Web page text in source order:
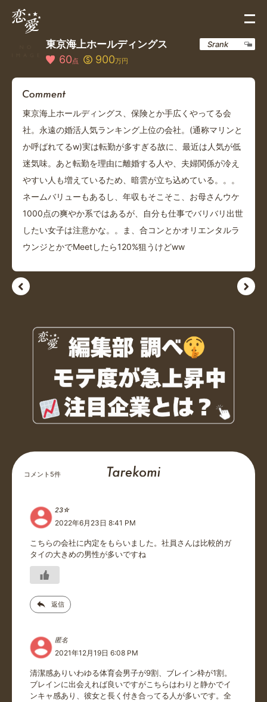
東京海上ホールディングス
60点 900万円
Srank
東京海上ホールディングス、保険とか手広くやってる会
社。永遠の婚活人気ランキング上位の会社。(通称マリンと
か呼ばれてるw)実は転勤が多すぎる故に、最近は人気が低
迷気味。あと転勤を理由に離婚する人や、夫婦関係が冷え
やすい人も増えているため、暗雲が立ち込めている。。。
ネームバリューもあるし、年収もそこそこ、お母さんウケ
1000点の爽やか系ではあるが、自分も仕事でバリバリ出世
したい女子は注意かな。。ま、合コンとかオリエンタルラ
ウンジとかでMeetしたら120%狙うけどww
コメント 5件
23☆
2022年6月23日 8:41 PM
こちらの会社に内定をもらいました。社員さんは比較的ガ
タイの大きめの男性が多いですね
返信
匿名
2021年12月19日 6:08 PM
清潔感ありいわゆる体育会男子が9割、ブレイン枠が1割。
ブレインに出会えれば良いですがこちらはわりと静かでイ
ンキャ感あり、彼女と長く付き合ってる人が多いです。全